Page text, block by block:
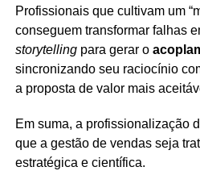
Profissionais que cultivam um
conseguem transformar falhas
storytellingpara gerar o
sincronizando seu raciocínio
a proposta de valor mais
Em suma, a profissionalização
que a gestão de vendas seja
estratégica e científica.